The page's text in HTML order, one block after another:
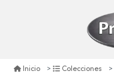
Inicio Colecciones